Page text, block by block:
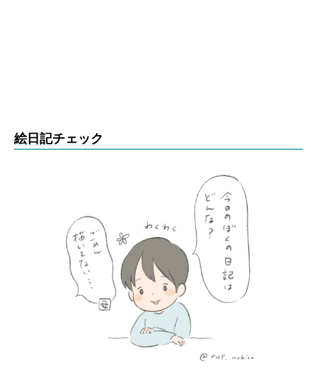
絵日記チェック